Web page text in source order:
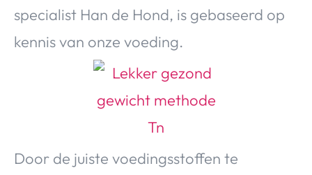
VALERIE'S CHOICE
Food & Drinks Health & Beauty Gadgets
Travel
specialist Han de Hond, is gebaseerd op
kennis van onze voeding.
Door de juiste voedingsstoffen te